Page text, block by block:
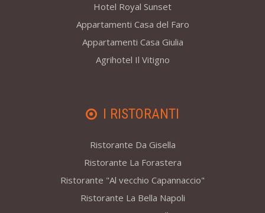
Hotel Royal Sunset
Appartamenti Casa del Faro
Appartamenti Casa Giulia
Agrihotel Il Vitigno
I RISTORANTI
Ristorante Da Gisella
Ristorante La Forastera
Ristorante "Al vecchio Capannaccio"
Ristorante La Bella Napoli